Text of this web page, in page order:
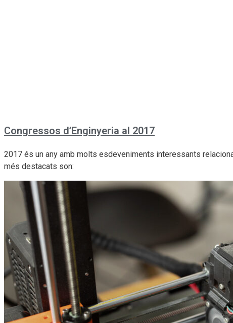
Congressos d’Enginyeria al 2017
2017 és un any amb molts esdeveniments interessants
més destacats son: